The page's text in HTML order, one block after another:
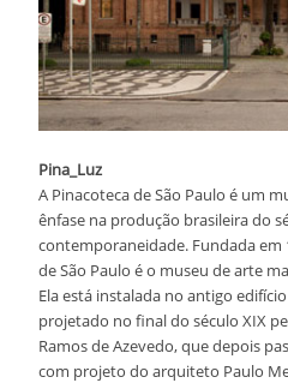
Pina_Luz
A Pinacoteca de São Paulo é um
ênfase na produção brasileira do
contemporaneidade. Fundada em
de São Paulo é o museu de arte
Ela está instalada no antigo
projetado no final do século XIX
Ramos de Azevedo, que depois
com projeto do arquiteto Paulo